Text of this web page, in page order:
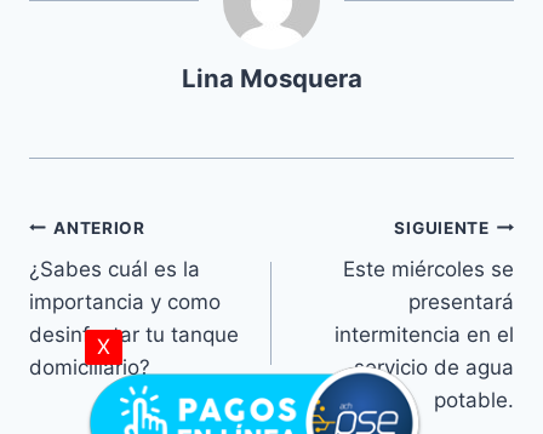
r
e
a
u
d
i
Lina Mosquera
ANTERIOR
¿Sabes cuál es la
importancia y como
desinfectar tu tanque
domiciliario?
SIGUIENTE
Este miércoles se
presentará
intermitencia en el
servicio de agua
potable.
X